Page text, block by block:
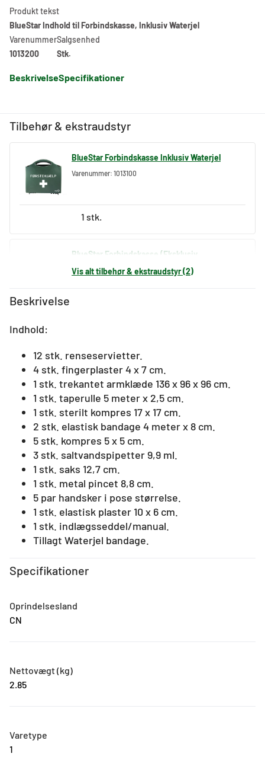
Produkt tekst
BlueStar Indhold til Forbindskasse, Inklusiv Waterjel
Varenummer
1013200
Salgsenhed
Stk.
BeskrivelseSpecifikationer
Tilbehør & ekstraudstyr
BlueStar Forbindskasse Inklusiv Waterjel
Varenummer: 1013100
1 stk.
BlueStar Forbindskasse (Eksklusiv
Vis alt tilbehør & ekstraudstyr (2)
Beskrivelse
Indhold:
12 stk. renseservietter.
4 stk. fingerplaster 4 x 7 cm.
1 stk. trekantet armklæde 136 x 96 x 96 cm.
1 stk. taperulle 5 meter x 2,5 cm.
1 stk. sterilt kompres 17 x 17 cm.
2 stk. elastisk bandage 4 meter x 8 cm.
5 stk. kompres 5 x 5 cm.
3 stk. saltvandspipetter 9,9 ml.
1 stk. saks 12,7 cm.
1 stk. metal pincet 8,8 cm.
5 par handsker i pose størrelse.
1 stk. elastisk plaster 10 x 6 cm.
1 stk. indlægsseddel/manual.
Tillagt Waterjel bandage.
Specifikationer
Oprindelsesland
CN
Nettovægt (kg)
2.85
Varetype
1